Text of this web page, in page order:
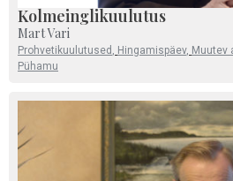
Kolmeinglikuulutus
Mart Vari
Prohvetikuulutused Hingamispäev, Muutev
Pühamu